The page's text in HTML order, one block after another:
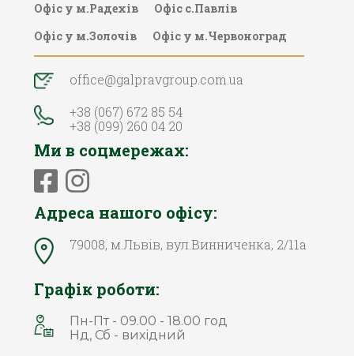
Офіс у м.Радехів
Офіс с.Павлів
Офіс у м.Золочів
Офіс у м.Червоноград
office@galpravgroup.com.ua
+38 (067) 672 85 54
+38 (099) 260 04 20
Ми в соцмережах:
Адреса нашого офісу:
79008, м.Львів, вул.Винниченка, 2/11а
Графік роботи:
Пн-Пт - 09.00 - 18.00 год
Нд, Сб - вихідний